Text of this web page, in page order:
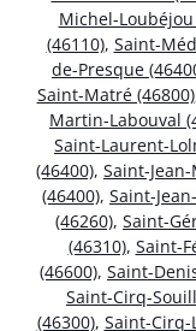
Michel-Loubéjou
(46110), Saint-
de-Presque
Saint-Matré (46800)
Martin-Labouval
Saint-Laurent-
(46400), Saint-
(46400), Saint-
(46260), Saint-
(46310), Saint-
(46600), Saint-
Saint-Cirq-
(46300), Saint-Cirq-